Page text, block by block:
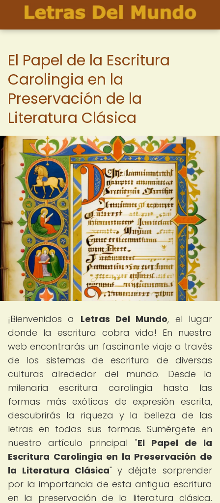
El Papel de la Escritura
Carolingia en la
Preservación de la
Literatura Clásica
¡Bienvenidos a Letras Del Mundo, el lugar
donde la escritura cobra vida! En nuestra
web encontrarás un fascinante viaje a través
de los sistemas de escritura de diversas
culturas alrededor del mundo. Desde la
milenaria escritura carolingia hasta las
formas más exóticas de expresión escrita,
descubrirás la riqueza y la belleza de las
letras en todas sus formas. Sumérgete en
nuestro artículo principal "El Papel de la
Escritura Carolingia en la Preservación de
la Literatura Clásica" y déjate sorprender
por la importancia de esta antigua escritura
en la preservación de la literatura clásica.